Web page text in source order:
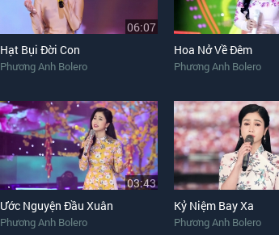
06:07
Hạt Bụi Đời Con
Phương Anh Bolero
Hoa Nở Về Đêm
Phương Anh Bolero
03:43
Ước Nguyện Đầu Xuân
Phương Anh Bolero
Kỷ Niệm Bay Xa
Phương Anh Bolero